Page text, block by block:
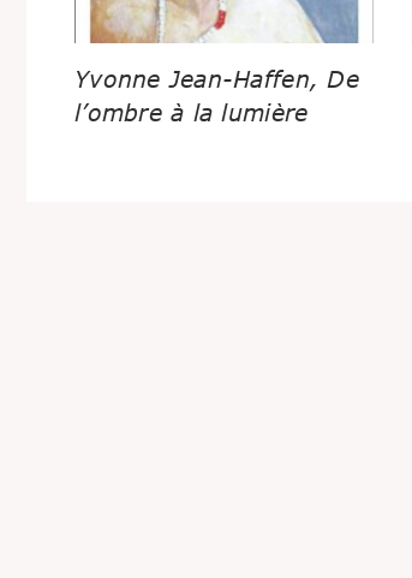
Yvonne Jean-Haffen, De
l’ombre à la lumière